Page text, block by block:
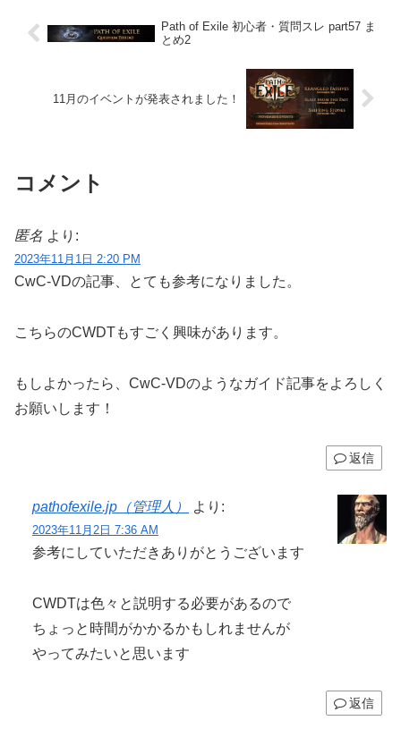
Path of Exile 初心者・質問スレ part57 ま
とめ2
11月のイベントが発表されました！
コメント
匿名 より:
2023年11月1日 2:20 PM
CwC-VDの記事、とても参考になりました。
こちらのCWDTもすごく興味があります。
もしよかったら、CwC-VDのようなガイド記事をよろしく
お願いします！
返信
pathofexile.jp（管理人） より:
2023年11月2日 7:36 AM
参考にしていただきありがとうございます
CWDTは色々と説明する必要があるので
ちょっと時間がかかるかもしれませんが
やってみたいと思います
返信